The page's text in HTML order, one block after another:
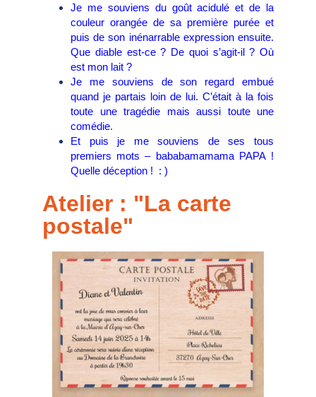
Je me souviens du goût acidulé et de la
couleur orangée de sa première purée et
puis de son inénarrable expression ensuite.
Que diable est-ce ? De quoi s’agit-il ? Où
est mon lait ?
Je me souviens de son regard embué
quand je partais loin de lui. C’était à la fois
toute une tragédie mais aussi toute une
comédie.
Et puis je me souviens de ses tous
premiers mots – bababamamama PAPA !
Quelle déception ! : )
Atelier : "La carte
postale"